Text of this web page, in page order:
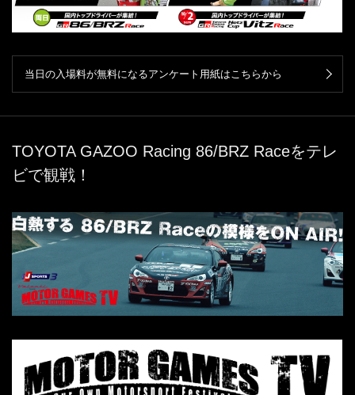
当日の入場料が無料になるアンケート用紙はこちらから
TOYOTA GAZOO Racing 86/BRZ Raceをテレ
ビで観戦！